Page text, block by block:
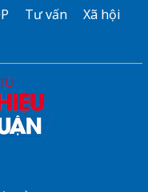
Tư vấn
Xã hội